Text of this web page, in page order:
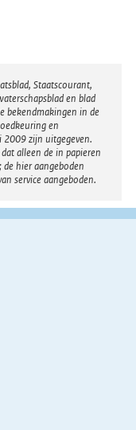
Staatscourant,
en blad
bekendmakingen in de
en
2009 zijn uitgegeven.
alleen de in papieren
hier aangeboden
service aangeboden.